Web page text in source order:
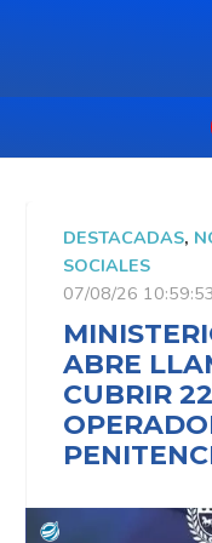
DESTACADAS,
SOCIALES
07/08/26
ABRE
CUBRIR